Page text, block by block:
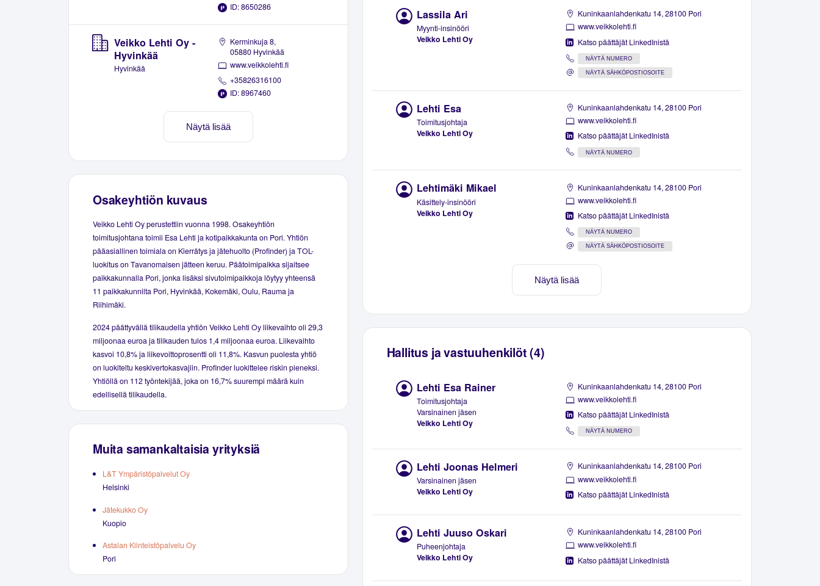
ID: 8650286
Veikko Lehti Oy -
Hyvinkää
Hyvinkää
Kerminkuja 8,
05880 Hyvinkää
www.veikkolehti.fi
+35826316100
ID: 8967460
Näytä lisää
Osakeyhtiön kuvaus
Veikko Lehti Oy perustettiin vuonna 1998. Osakeyhtiön
toimitusjohtana toimii Esa Lehti ja kotipaikkakunta on Pori. Yhtiön
pääasiallinen toimiala on Kierrätys ja jätehuolto (Profinder) ja TOL-
luokitus on Tavanomaisen jätteen keruu. Päätoimipaikka sijaitsee
paikkakunnalla Pori, jonka lisäksi sivutoimipaikkoja löytyy yhteensä
11 paikkakunnilta Pori, Hyvinkää, Kokemäki, Oulu, Rauma ja
Riihimäki.
2024 päättyvällä tilikaudella yhtiön Veikko Lehti Oy liikevaihto oli 29,3
miljoonaa euroa ja tilikauden tulos 1,4 miljoonaa euroa. Liikevaihto
kasvoi 10,8% ja liikevoittoprosentti oli 11,8%. Kasvun puolesta yhtiö
on luokiteltu keskivertokasvajiin. Profinder luokittelee riskin pieneksi.
Yhtiöllä on 112 työntekijää, joka on 16,7% suurempi määrä kuin
edellisellä tilikaudella.
Muita samankaltaisia yrityksiä
L&T Ympäristöpalvelut Oy
Helsinki
Jätekukko Oy
Kuopio
Astalan Kiinteistöpalvelu Oy
Pori
Lassila Ari
Myynti-insinööri
Veikko Lehti Oy
Kuninkaanlahdenkatu 14, 28100 Pori
www.veikkolehti.fi
Katso päättäjät LinkedInistä
NÄYTÄ NUMERO
NÄYTÄ SÄHKÖPOSTIOSOITE
Lehti Esa
Toimitusjohtaja
Veikko Lehti Oy
Kuninkaanlahdenkatu 14, 28100 Pori
www.veikkolehti.fi
Katso päättäjät LinkedInistä
NÄYTÄ NUMERO
Lehtimäki Mikael
Käsittely-insinööri
Veikko Lehti Oy
Kuninkaanlahdenkatu 14, 28100 Pori
www.veikkolehti.fi
Katso päättäjät LinkedInistä
NÄYTÄ NUMERO
NÄYTÄ SÄHKÖPOSTIOSOITE
Näytä lisää
Hallitus ja vastuuhenkilöt (4)
Lehti Esa Rainer
Toimitusjohtaja
Varsinainen jäsen
Veikko Lehti Oy
Kuninkaanlahdenkatu 14, 28100 Pori
www.veikkolehti.fi
Katso päättäjät LinkedInistä
NÄYTÄ NUMERO
Lehti Joonas Helmeri
Varsinainen jäsen
Veikko Lehti Oy
Kuninkaanlahdenkatu 14, 28100 Pori
www.veikkolehti.fi
Katso päättäjät LinkedInistä
Lehti Juuso Oskari
Puheenjohtaja
Veikko Lehti Oy
Kuninkaanlahdenkatu 14, 28100 Pori
www.veikkolehti.fi
Katso päättäjät LinkedInistä